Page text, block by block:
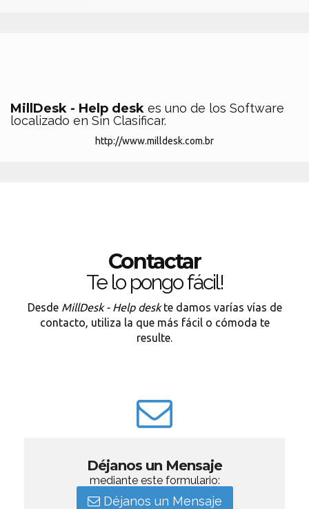
MillDesk - Help desk es uno de los Software
localizado en Sin Clasificar.
http://www.milldesk.com.br
Contactar
Te lo pongo fácil!
Desde MillDesk - Help deskte damos varías vías de
contacto, utiliza la que más fácil o cómoda te
resulte.
Déjanos un Mensaje
mediante este formulario:
Déjanos un Mensaje